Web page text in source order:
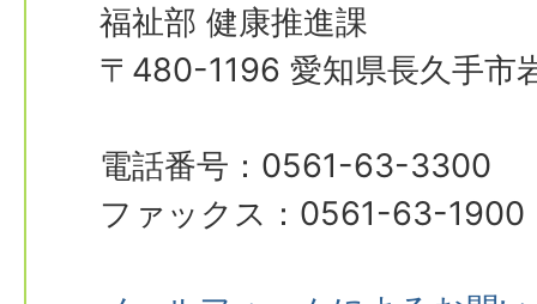
福祉部 健康推進課
〒480-1196 愛知県長久手市
電話番号：0561-63-3300
ファックス：0561-63-1900